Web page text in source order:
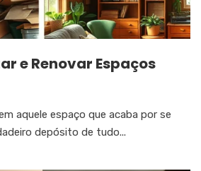
e Renovar Espaços
aquele espaço que acaba por se
depósito de tudo...